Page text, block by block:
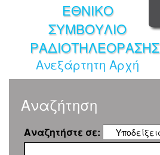
ΕΘΝΙΚΟ
ΣΥΜΒΟΥΛΙΟ
ΡΑΔΙΟΤΗΛΕΟΡΑΣΗΣ
Ανεξάρτητη Αρχή
Αναζήτηση
Αναζητήστε σε: